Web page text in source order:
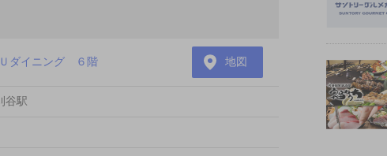
ダイニング ６階 地図
谷駅